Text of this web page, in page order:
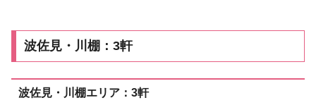
波佐見・川棚：3軒
波佐見・川棚エリア：3軒